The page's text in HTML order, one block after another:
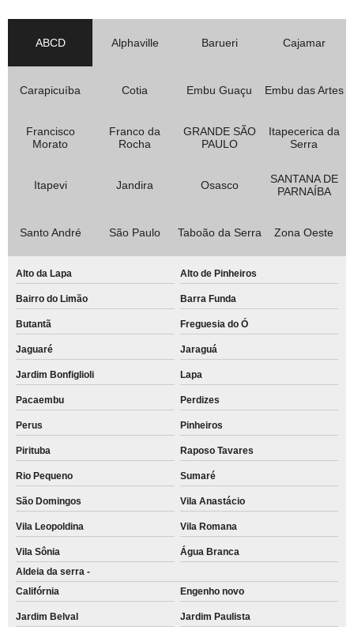
ABCD Alphaville Barueri Cajamar
Carapicuíba Cotia Embu Guaçu Embu das Artes
Francisco
Morato
Franco da
Rocha
GRANDE SÃO
PAULO
Itapecerica da
Serra
Itapevi Jandira Osasco
SANTANA DE
PARNAÍBA
Santo André São Paulo Taboão da Serra Zona Oeste
Alto da Lapa Alto de Pinheiros
Bairro do Limão Barra Funda
Butantã Freguesia do Ó
Jaguaré Jaraguá
Jardim Bonfiglioli Lapa
Pacaembu Perdizes
Perus Pinheiros
Pirituba Raposo Tavares
Rio Pequeno Sumaré
São Domingos Vila Anastácio
Vila Leopoldina Vila Romana
Vila Sônia
Água Branca
Aldeia da serra -
Califórnia
Engenho novo
Jardim Belval Jardim Paulista